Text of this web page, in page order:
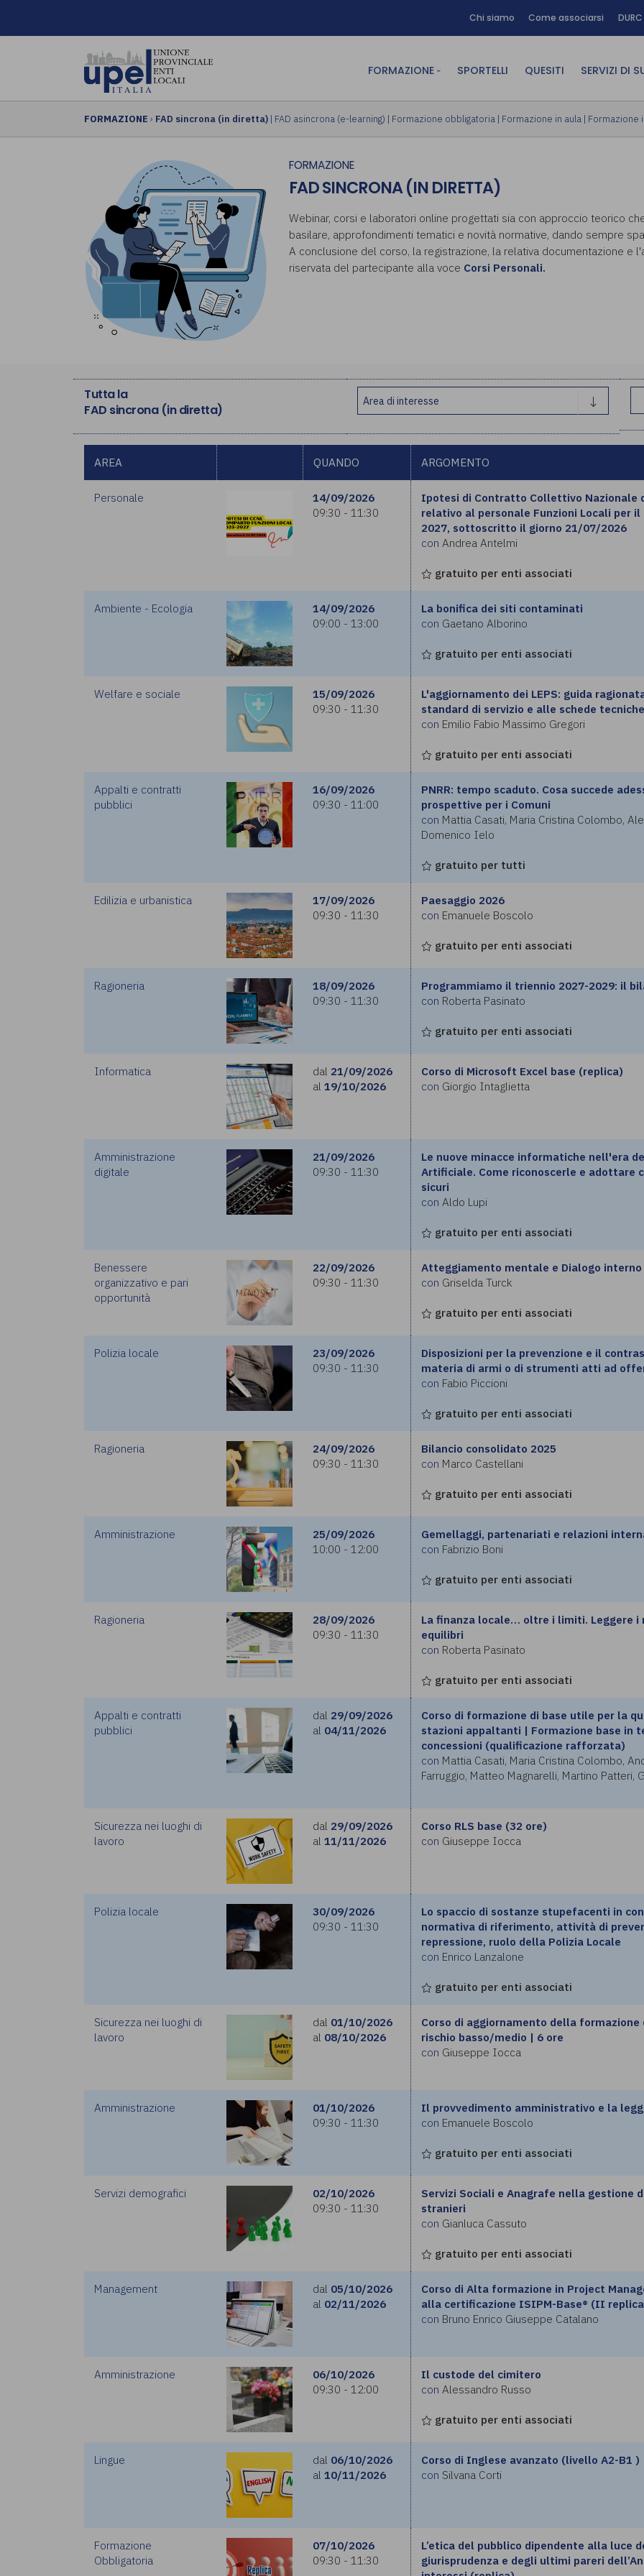
Chi siamo Come associarsi
FORMAZIONE
FAD sincrona (in diretta)
FAD asincrona (e-learning)
Formazione in aula
Formazione in house
Piano formativo gratuito
associati
SPORTELLI QUESITI SERVIZI DI
Area
Area
Affitto
FORMAZIONE › FAD sincrona (in diretta) | FAD asincrona (e-learning) | Formazione obbligatoria | Formazione in aula | Formazione
FORMAZIONE
FAD SINCRONA (IN DIRETTA)
Webinar, corsi e laboratori online progettati sia con approccio teorico
basilare, approfondimenti tematici e novità normative, dando sempre
A conclusione del corso, la registrazione, la relativa documentazione e
riservata del partecipante alla voce Corsi Personali.
Tutta la
FAD sincrona (in diretta)
AREA QUANDO ARGOMENTO
Personale
14/09/2026
09:30 - 11:30
Ipotesi di Contratto Collettivo Nazionale
relativo al personale Funzioni Locali per il
2027, sottoscritto il giorno 21/07/2026
con Andrea Antelmi
gratuito per enti associati
Ambiente - Ecologia
14/09/2026
09:00 - 13:00
La bonifica dei siti contaminati
con Gaetano Alborino
gratuito per enti associati
Welfare e sociale
15/09/2026
09:30 - 11:30
L'aggiornamento dei LEPS: guida
standard di servizio e alle schede
con Emilio Fabio Massimo Gregori
gratuito per enti associati
Appalti e contratti
pubblici
16/09/2026
09:30 - 11:00
PNRR: tempo scaduto. Cosa succede
prospettive per i Comuni
con Mattia Casati, Maria Cristina Colombo,
Domenico Ielo
gratuito per tutti
Edilizia e urbanistica
17/09/2026
09:30 - 11:30
Paesaggio 2026
con Emanuele Boscolo
gratuito per enti associati
Ragioneria
18/09/2026
09:30 - 11:30
Programmiamo il triennio 2027-2029: il
con Roberta Pasinato
gratuito per enti associati
Informatica dal 21/09/2026
al 19/10/2026
Corso di Microsoft Excel base (replica)
con Giorgio Intaglietta
Amministrazione
digitale
21/09/2026
09:30 - 11:30
Le nuove minacce informatiche nell'era
Artificiale. Come riconoscerle e adottare
sicuri
con Aldo Lupi
gratuito per enti associati
Benessere
organizzativo e pari
opportunità
22/09/2026
09:30 - 11:30
Atteggiamento mentale e Dialogo interno
con Griselda Turck
gratuito per enti associati
Polizia locale
23/09/2026
09:30 - 11:30
Disposizioni per la prevenzione e il
materia di armi o di strumenti atti ad
con Fabio Piccioni
gratuito per enti associati
Ragioneria
24/09/2026
09:30 - 11:30
Bilancio consolidato 2025
con Marco Castellani
gratuito per enti associati
Amministrazione
25/09/2026
10:00 - 12:00
Gemellaggi, partenariati e relazioni
con Fabrizio Boni
gratuito per enti associati
Ragioneria
28/09/2026
09:30 - 11:30
La finanza locale… oltre i limiti. Leggere i
equilibri
con Roberta Pasinato
gratuito per enti associati
Appalti e contratti
pubblici
dal 29/09/2026
al 04/11/2026
Corso di formazione di base utile per la
stazioni appaltanti | Formazione base in
concessioni (qualificazione rafforzata)
con Mattia Casati, Maria Cristina Colombo,
Farruggio, Matteo Magnarelli, Martino Patteri,
Sicurezza nei luoghi di
lavoro
dal 29/09/2026
al 11/11/2026
Corso RLS base (32 ore)
con Giuseppe Iocca
Polizia locale
30/09/2026
09:30 - 11:30
Lo spaccio di sostanze stupefacenti in
normativa di riferimento, attività di
repressione, ruolo della Polizia Locale
con Enrico Lanzalone
gratuito per enti associati
Sicurezza nei luoghi di
lavoro
dal 01/10/2026
al 08/10/2026
Corso di aggiornamento della formazione
rischio basso/medio | 6 ore
con Giuseppe Iocca
Amministrazione
01/10/2026
09:30 - 11:30
Il provvedimento amministrativo e la
con Emanuele Boscolo
gratuito per enti associati
Servizi demografici
02/10/2026
09:30 - 11:30
Servizi Sociali e Anagrafe nella gestione
stranieri
con Gianluca Cassuto
gratuito per enti associati
Management dal 05/10/2026
al 02/11/2026
Corso di Alta formazione in Project
alla certificazione ISIPM-Base® (II
con Bruno Enrico Giuseppe Catalano
Amministrazione
06/10/2026
09:30 - 12:00
Il custode del cimitero
con Alessandro Russo
gratuito per enti associati
Lingue dal 06/10/2026
al 10/11/2026
Corso di Inglese avanzato (livello A2-B1 )
con Silvana Corti
Formazione
Obbligatoria
07/10/2026
09:30 - 11:30
L’etica del pubblico dipendente alla luce
giurisprudenza e degli ultimi pareri